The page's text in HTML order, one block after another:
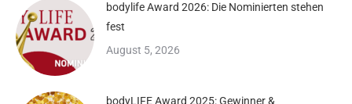
bodylife Award 2026: Die Nominierten stehen
fest
August 5, 2026
bodyLIFE Award 2025: Gewinner &